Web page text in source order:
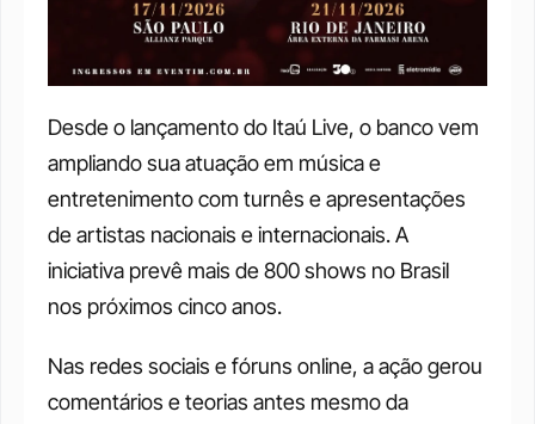
Desde o lançamento do Itaú Live, o banco vem
ampliando sua atuação em música e
entretenimento com turnês e apresentações
de artistas nacionais e internacionais. A
iniciativa prevê mais de 800 shows no Brasil
nos próximos cinco anos.
Nas redes sociais e fóruns online, a ação gerou
comentários e teorias antes mesmo da